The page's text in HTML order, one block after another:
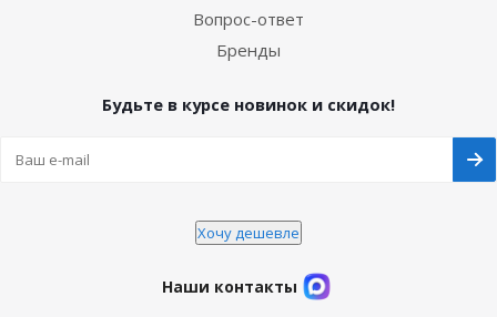
Вопрос-ответ
Бренды
Будьте в курсе новинок и скидок!
Хочу дешевле
Наши контакты